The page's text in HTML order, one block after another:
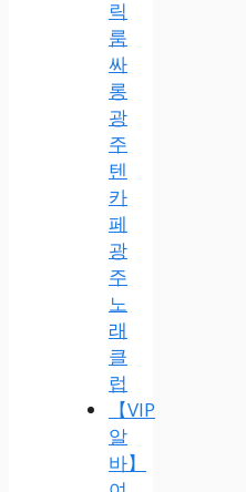
릭
룸
싸
롱
광
주
텐
카
페
광
주
노
래
클
럽
【VIP
알
바】